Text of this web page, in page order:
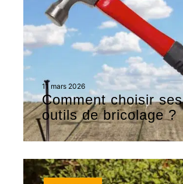
11 mars 2026
Comment choisir ses
outils de bricolage ?